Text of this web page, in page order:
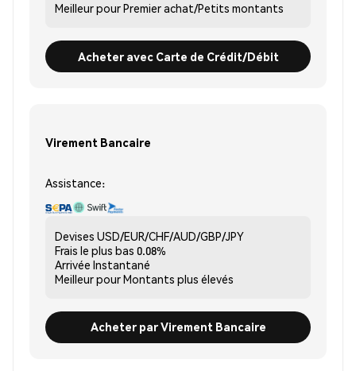
Meilleur pourPremier achat/Petits montants
Acheter avec Carte de Crédit/Débit
Virement Bancaire
Assistance:
Devises USD/EUR/CHF/AUD/GBP/JPY
Frais le plus bas 0.08%
Arrivée Instantané
Meilleur pourMontants plus élevés
Acheter par Virement Bancaire